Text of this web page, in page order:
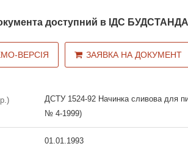
доступний в ІДС
ВЕРСІЯ ЗАЯВКА НА ДОКУМЕНТ
ДСТУ 1524-92 Начинка сливова для
№ 4-1999)
01.01.1993